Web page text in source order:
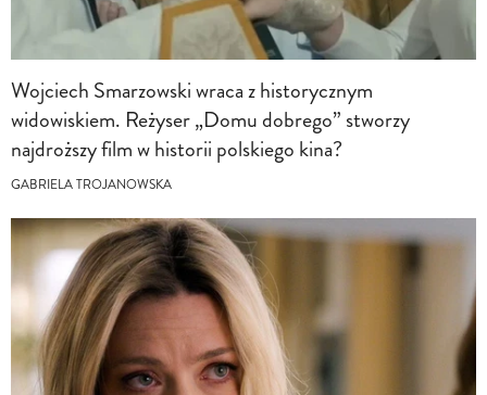
Wojciech Smarzowski wraca z historycznym
widowiskiem. Reżyser „Domu dobrego” stworzy
najdroższy film w historii polskiego kina?
GABRIELA TROJANOWSKA